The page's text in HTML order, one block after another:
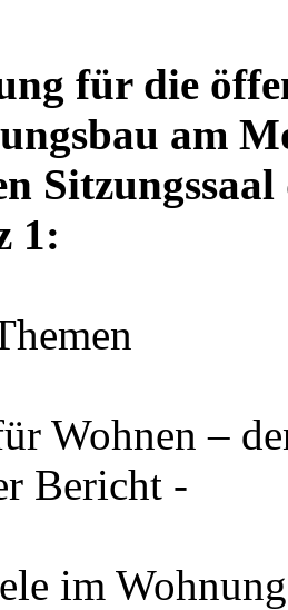
für die
am
Sitzungssaal
1:
Wohnen –
Bericht -
im